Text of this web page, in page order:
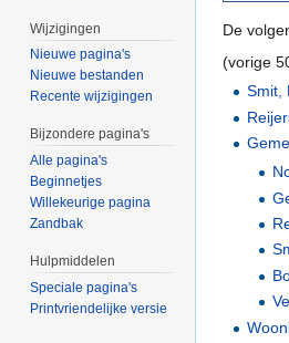
De
(vorige
Smit,
Wijzigingen
Nieuwe pagina's
Nieuwe bestanden
Recente wijzigingen
Bijzondere pagina's
Alle pagina's
Beginnetjes
Willekeurige pagina
Zandbak
Hulpmiddelen
Speciale pagina's
Printvriendelijke versie